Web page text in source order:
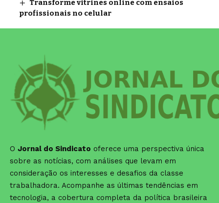
Transforme vitrines online com ensaios
profissionais no celular
O Jornal do Sindicato oferece uma perspectiva única
sobre as notícias, com análises que levam em
consideração os interesses e desafios da classe
trabalhadora. Acompanhe as últimas tendências em
tecnologia, a cobertura completa da política brasileira